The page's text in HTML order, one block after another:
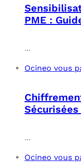
PME :
...
Ocineo vous
...
Ocineo vous